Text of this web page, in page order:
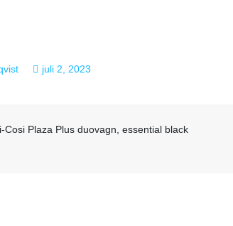
juli 2, 2023
Cosi Plaza Plus duovagn, essential black